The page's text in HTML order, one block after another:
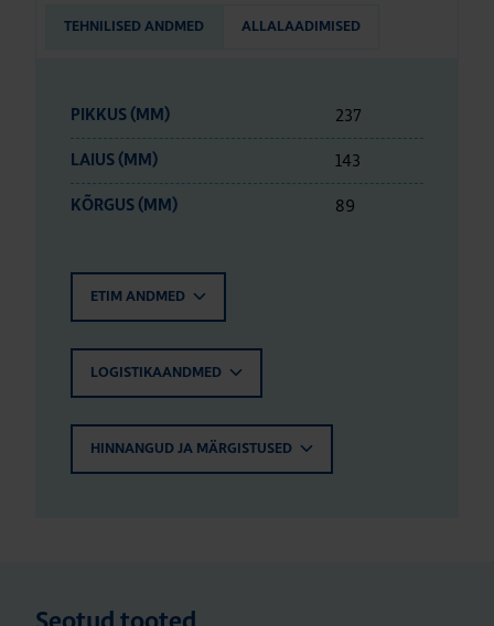
TEHNILISED ANDMED ALLALAADIMISED
PIKKUS (MM) 237
LAIUS (MM) 143
KÕRGUS (MM) 89
ETIM ANDMED
LOGISTIKAANDMED
HINNANGUD JA MÄRGISTUSED